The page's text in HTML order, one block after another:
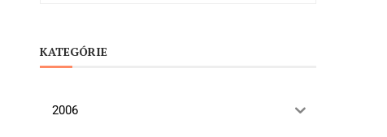
KATEGÓRIE
2006